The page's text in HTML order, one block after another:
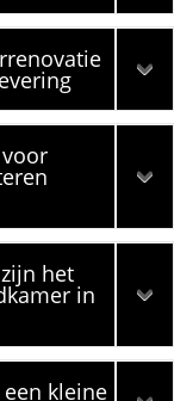
het
in
kleine